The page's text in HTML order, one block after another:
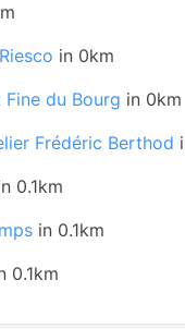
in 0km
Fine du Bourg in 0km
Frédéric Berthod
0.1km
in 0.1km
0.1km